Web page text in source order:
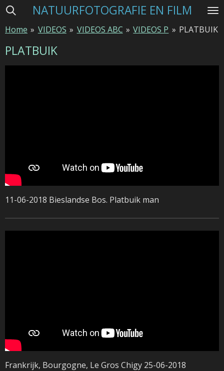
Ga
naar
de
NATUURFOTOGRAFIE EN FILM
Home » VIDEOS » VIDEOS ABC » VIDEOS P » PLATBUIK
PLATBUIK
11-06-2018 Bieslandse Bos. Platbuik man
Frankrijk, Bourgogne, Le Gros Chigy 25-06-2018